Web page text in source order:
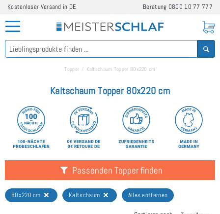
Kostenloser Versand in DE Beratung 0800 10 77 777
Topper Kaltschaum Topper 80x220 cm
Kaltschaum Topper 80x220 cm
Passenden Topper finden
80x220 cm Kaltschaum Alles entfernen